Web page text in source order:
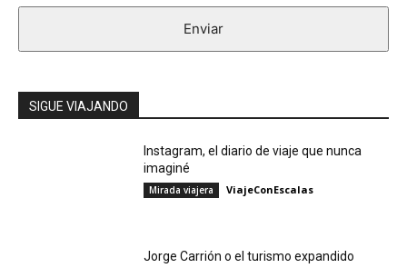
Enviar
SIGUE VIAJANDO
Instagram, el diario de viaje que nunca
imaginé
Mirada viajera ViajeConEscalas
Jorge Carrión o el turismo expandido